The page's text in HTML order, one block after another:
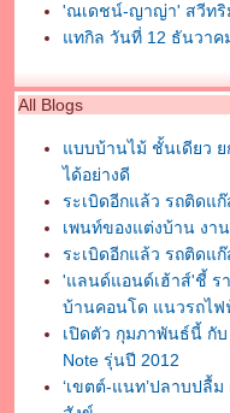
'ณเดชน์-ญาญ่า' สวีทริ
ทกิล วันที่ 12 ธันวาค
All Blogs
บบบ้านไม้ ชั้นเดียว ย
ได้อย่างดี
ระเบิดอีกแล้ว รถติดแ
เพนท์ของแต่งบ้าน งา
ระเบิดอีกแล้ว รถติดแ
'แลนด์แอนด์เฮ้าส์'ชี้ ร
บ้านคอนโด แนวรถไฟ
เปิดตัว กุมภาพันธ์นี้ กั
Note รุ่นปี 2012
‘เขตต์-แนท’ปลาบปลื้